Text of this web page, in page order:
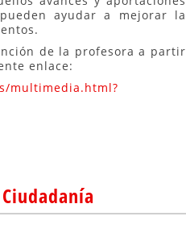
ayudar a mejorar la
de la profesora a partir
enlace:
multimedia.html?